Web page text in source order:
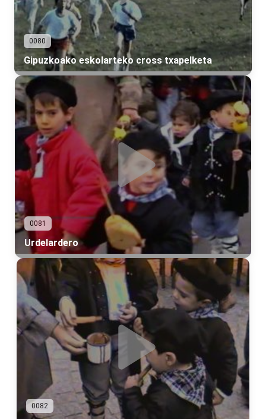
0080
Gipuzkoako eskolarteko cross txapelketa
0081
Urdelardero
0082